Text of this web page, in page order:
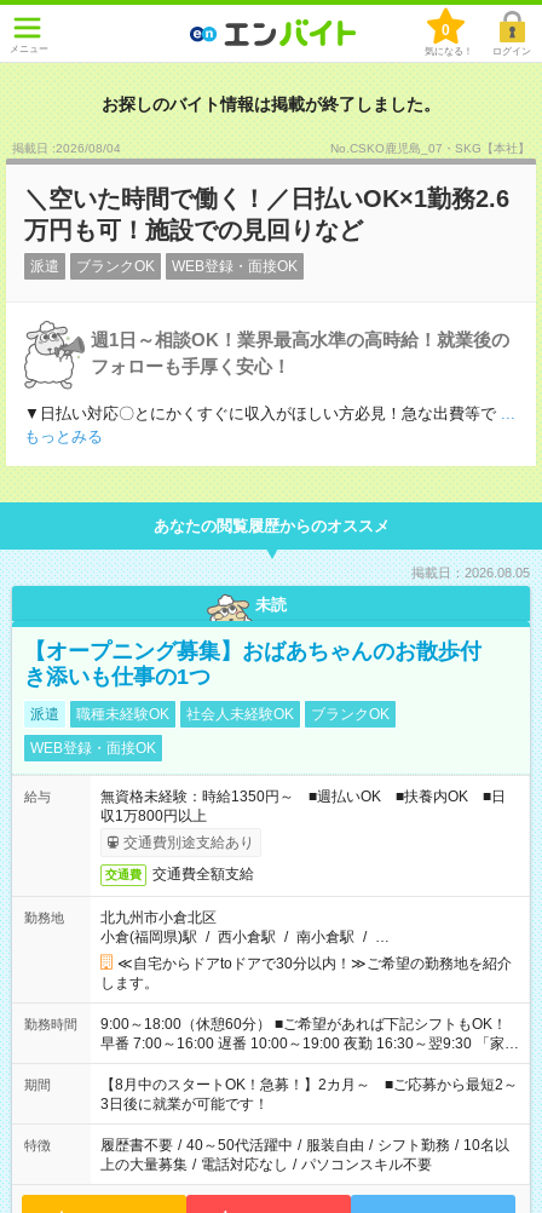
メニュー
0
気になる！ ログイン
お探しのバイト情報は掲載が終了しました。
掲載日 :2026/08/04 No.CSKO鹿児島_07・SKG【本社】
＼空いた時間で働く！／日払いOK×1勤務2.6
万円も可！施設での見回りなど
派遣 ブランクOK WEB登録・面接OK
週1日～相談OK！業界最高水準の高時給！就業後の
フォローも手厚く安心！
▼日払い対応〇とにかくすぐに収入がほしい方必見！急な出費等で ...
もっとみる
あなたの閲覧履歴からのオススメ
掲載日：2026.08.05
未読
【オープニング募集】おばあちゃんのお散歩付
き添いも仕事の1つ
派遣 職種未経験OK 社会人未経験OK
ブランクOK
WEB登録・面接OK
給与
無資格未経験：時給1350円～ ■週払いOK ■扶養内OK ■日
収1万800円以上
交通費別途支給あり
交通費 交通費全額支給
勤務地
北九州市小倉北区
小倉(福岡県)駅 / 西小倉駅 / 南小倉駅 / …
≪自宅からドアtoドアで30分以内！≫ご希望の勤務地を紹介
します。
勤務時間
9:00～18:00（休憩60分） ■ご希望があれば下記シフトもOK！
早番 7:00～16:00 遅番 10:00～19:00 夜勤 16:30～翌9:30 「家族
と休みを合わせたい」 「余裕を持って夕飯の準備がしたい」
「できれば残業はしたくない」 など、ご希望を教えてください
ね。 ※Wワーク希望の方へ 今ご覧のお仕事で希望する勤務時間
と、もう1つのお仕事の勤務時間。 合計で週40時間を超える場
合は応募できません。
期間
【8月中のスタートOK！急募！】2カ月～ ■ご応募から最短2～
3日後に就業が可能です！
特徴 履歴書不要 / 40～50代活躍中 / 服装自由 / シフト勤務 / 10名以
上の大量募集 / 電話対応なし / パソコンスキル不要